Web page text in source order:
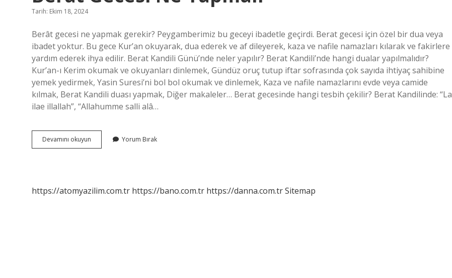
Tarih: Ekim 18, 2024
Berât gecesi ne yapmak gerekir? Peygamberimiz bu geceyi ibadetle geçirdi. Berat gecesi için özel bir dua veya
ibadet yoktur. Bu gece Kur’an okuyarak, dua ederek ve af dileyerek, kaza ve nafile namazları kılarak ve fakirlere
yardım ederek ihya edilir. Berat Kandili Günü’nde neler yapılır? Berat Kandili’nde hangi dualar yapılmalıdır?
Kur’an-ı Kerim okumak ve okuyanları dinlemek, Gündüz oruç tutup iftar sofrasında çok sayıda ihtiyaç sahibine
yemek yedirmek, Yasin Suresi’ni bol bol okumak ve dinlemek, Kaza ve nafile namazlarını evde veya camide
kılmak, Berat Kandili duası yapmak, Diğer makaleler… Berat gecesinde hangi tesbih çekilir? Berat Kandilinde: “La
ilae illallah”, “Allahumme salli alâ…
Devamını okuyun
Gecesi
Yorum Bırak
https://atomyazilim.com.tr https://bano.com.tr https://danna.com.trSitemap